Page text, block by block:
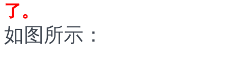
了。
如图所示：